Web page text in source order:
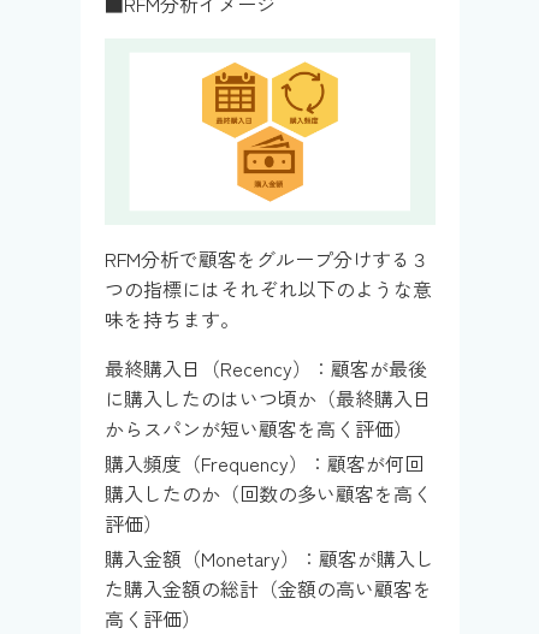
RFM分析で顧客をグループ分けする３
つの指標にはそれぞれ以下のような意
味を持ちます。
最終購入日（Recency）：顧客が最後
に購入したのはいつ頃か（最終購入日
からスパンが短い顧客を高く評価）
購入頻度（Frequency）：顧客が何回
購入したのか（回数の多い顧客を高く
評価）
購入金額（Monetary）：顧客が購入し
た購入金額の総計（金額の高い顧客を
高く評価）